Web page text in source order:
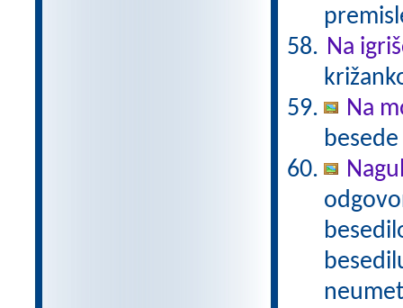
Na
Na